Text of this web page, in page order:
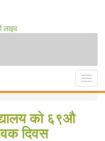
लाइव
को ६९औ
दिवस